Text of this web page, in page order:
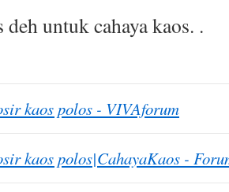
deh untuk cahaya kaos. .
kaos polos - VIVAforum
kaos polos|CahayaKaos -